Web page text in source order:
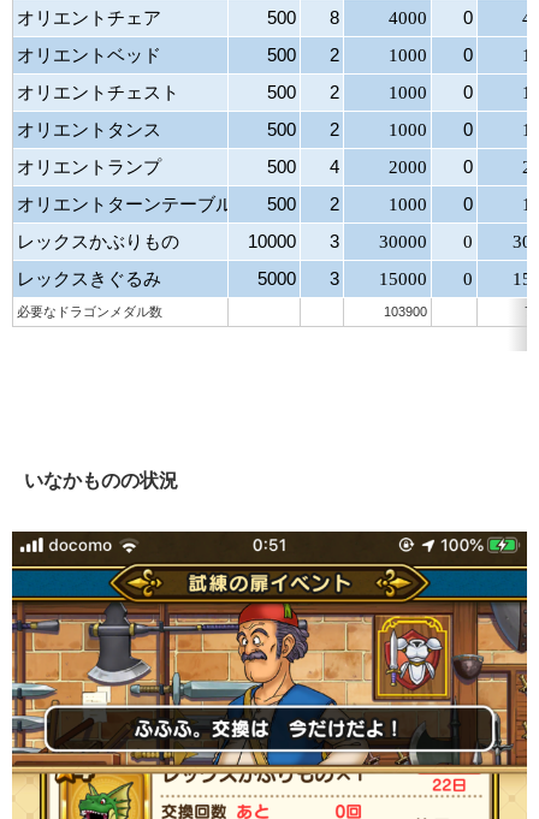
オリエントチェア
500 8 4000 0
オリエントベッド
500 2 1000 0
オリエントチェスト
500 2 1000 0
オリエントタンス
500 2 1000 0
オリエントランプ
500 4 2000 0
オリエントターンテーブル
500 2 1000 0
レックスかぶりもの
10000 3 30000 0
レックスきぐるみ
5000 3 15000 0
必要なドラゴンメダル数 103900
いなかものの状況